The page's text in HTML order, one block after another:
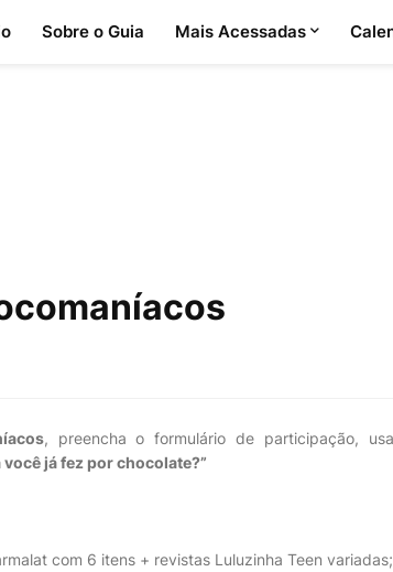
Sobre o Guia Mais Acessadas
, preencha o formulário de participação,
você já fez por chocolate?”
com 6 itens + revistas Luluzinha Teen variadas;